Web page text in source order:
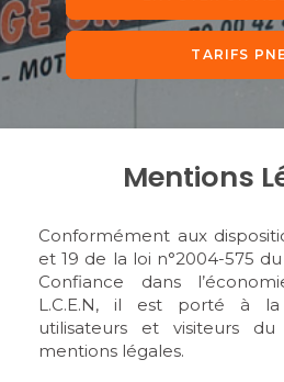
TARIFS
Mentions
Conformément aux
et 19 de la loi n°2004-575
Confiance dans
L.C.E.N, il est porté à la
utilisateurs et visiteurs
mentions légales.